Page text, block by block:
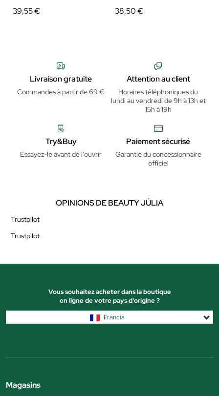
39,55 € 38,50 €
Livraison gratuite
Commandes à partir de 69 €
Attention au client
Horaires téléphoniques du
lundi au vendredi de 9h à 13h et
15h à 19h
Try&Buy
Essayez-le avant de l'ouvrir
Paiement sécurisé
Garantie du concessionnaire
officiel
OPINIONS DE BEAUTY JÚLIA
Trustpilot
Trustpilot
Vous souhaitez acheter dans la boutique
en ligne de votre pays d'origine ?
Francia
Magasins